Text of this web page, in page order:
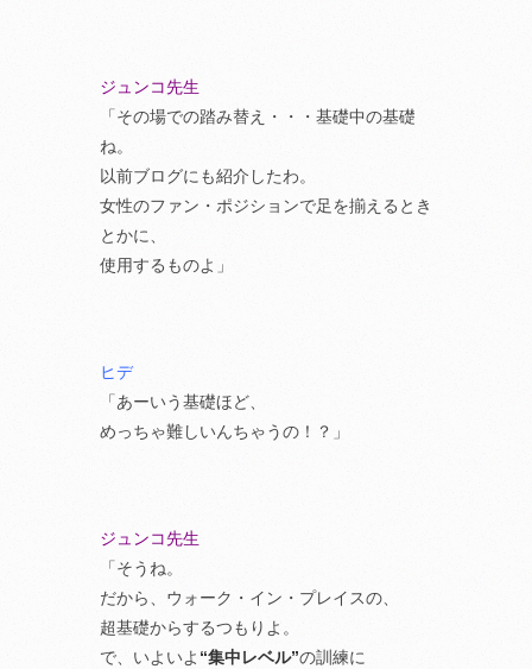
ジュンコ先生
「その場での踏み替え・・・基礎中の基礎
ね。
以前ブログにも紹介したわ。
女性のファン・ポジションで足を揃えるとき
とかに、
使用するものよ」
ヒデ
「あーいう基礎ほど、
めっちゃ難しいんちゃうの！？」
ジュンコ先生
「そうね。
だから、ウォーク・イン・プレイスの、
超基礎からするつもりよ。
で、いよいよ “集中レベル”の訓練に